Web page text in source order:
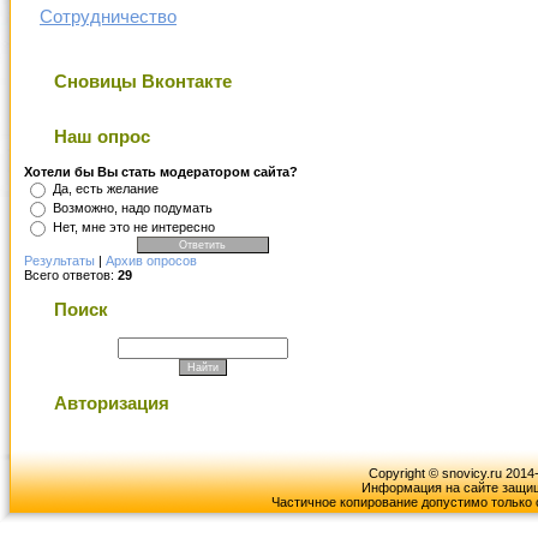
Сотрудничество
Сновицы Вконтакте
Наш опрос
Хотели бы Вы стать модератором сайта?
Да, есть желание
Возможно, надо подумать
Нет, мне это не интересно
Результаты | Архив опросов
Всего ответов: 29
Поиск
Авторизация
Copyright © snovicy.ru
Информация на сайте
Частичное копирование допустимо только